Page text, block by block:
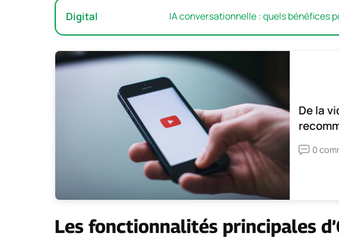
Digital IA conversationnelle : quels bénéfices
De la
0
Les fonctionnalités principales